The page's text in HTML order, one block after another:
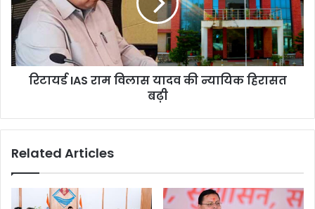
यादव
की
न्यायिक
हिरासत
बढ़ी
रिटायर्ड IAS राम विलास यादव की न्यायिक हिरासत
बढ़ी
Related Articles